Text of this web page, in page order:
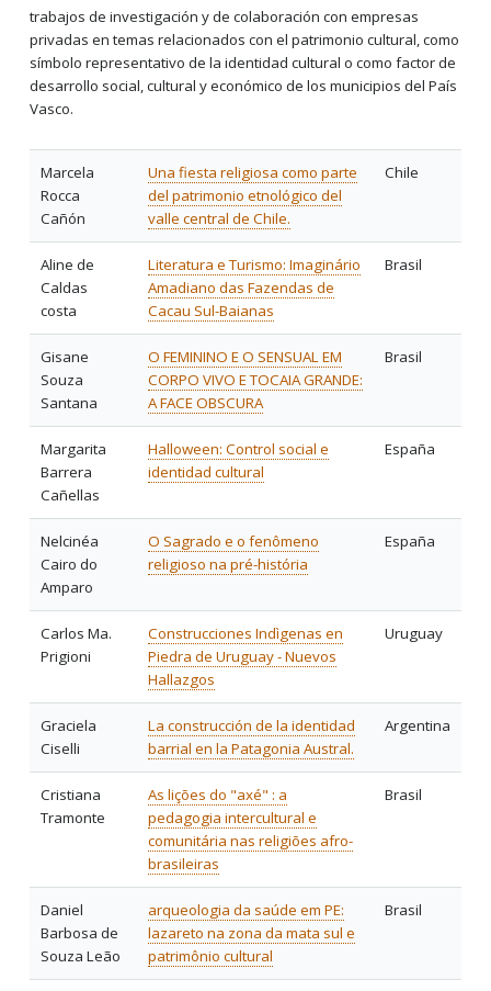
trabajos de investigación y de colaboración con empresas
privadas en temas relacionados con el patrimonio cultural, como
símbolo representativo de la identidad cultural o como factor de
desarrollo social, cultural y económico de los municipios del País
Vasco.
Marcela
Rocca
Cañón
Una fiesta religiosa como parte
del patrimonio etnológico del
valle central de Chile.
Chile
Aline de
Caldas
costa
Literatura e Turismo: Imaginário
Amadiano das Fazendas de
Cacau Sul-Baianas
Brasil
Gisane
Souza
Santana
O FEMININO E O SENSUAL EM
CORPO VIVO E TOCAIA GRANDE:
A FACE OBSCURA
Brasil
Margarita
Barrera
Cañellas
Halloween: Control social e
identidad cultural
España
Nelcinéa
Cairo do
Amparo
O Sagrado e o fenômeno
religioso na pré-história
España
Carlos Ma.
Prigioni
Construcciones Indìgenas en
Piedra de Uruguay - Nuevos
Hallazgos
Uruguay
Graciela
Ciselli
La construcción de la identidad
barrial en la Patagonia Austral.
Argentina
Cristiana
Tramonte
As lições do "axé" : a
pedagogia intercultural e
comunitária nas religiões afro-
brasileiras
Brasil
Daniel
Barbosa de
Souza Leão
arqueologia da saúde em PE:
lazareto na zona da mata sul e
patrimônio cultural
Brasil